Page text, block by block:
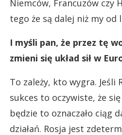
Niemców, Francuzów czy
tego że są dalej niż my
I myśli pan, że przez tę
zmieni się układ sił w
To zależy, kto wygra. Jeśli
sukces to oczywiste, że
będzie to oznaczało ciąg
działań. Rosja jest